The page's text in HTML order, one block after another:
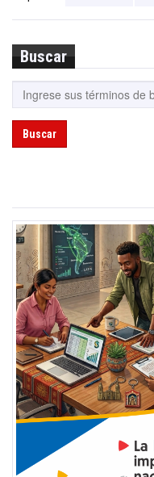
Buscar
Buscar